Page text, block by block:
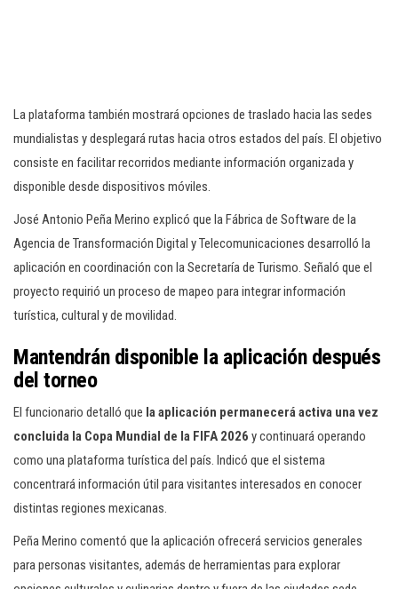
La plataforma también mostrará opciones de traslado hacia las sedes
mundialistas y desplegará rutas hacia otros estados del país. El objetivo
consiste en facilitar recorridos mediante información organizada y
disponible desde dispositivos móviles.
José Antonio Peña Merino explicó que la Fábrica de Software de la
Agencia de Transformación Digital y Telecomunicaciones desarrolló la
aplicación en coordinación con la Secretaría de Turismo. Señaló que el
proyecto requirió un proceso de mapeo para integrar información
turística, cultural y de movilidad.
Mantendrán disponible la aplicación después
del torneo
El funcionario detalló que la aplicación permanecerá activa una vez
concluida la Copa Mundial de la FIFA 2026 y continuará operando
como una plataforma turística del país. Indicó que el sistema
concentrará información útil para visitantes interesados en conocer
distintas regiones mexicanas.
Peña Merino comentó que la aplicación ofrecerá servicios generales
para personas visitantes, además de herramientas para explorar